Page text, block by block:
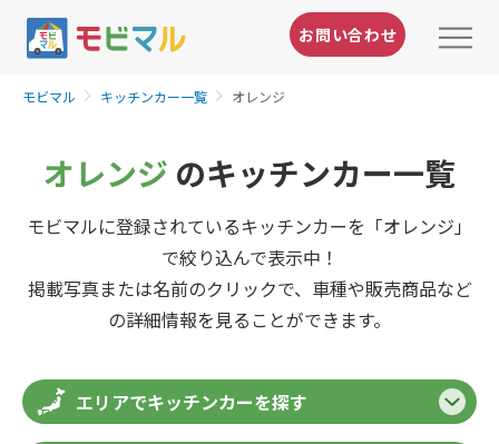
お問い合わせ
モビマル キッチンカー一覧 オレンジ
オレンジ のキッチンカー一覧
モビマルに登録されているキッチンカーを「オレンジ」
で絞り込んで表示中！
掲載写真または名前のクリックで、車種や販売商品など
の詳細情報を見ることができます。
エリアでキッチンカーを探す